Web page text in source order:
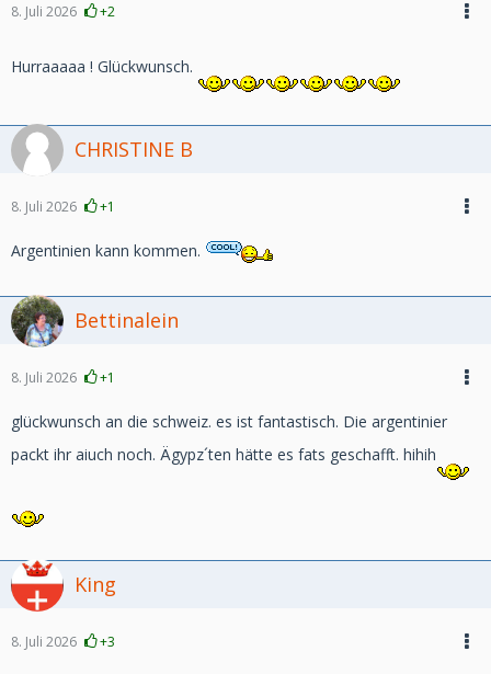
8. Juli 2026 +2
Hurraaaaa ! Glückwunsch.
CHRISTINE B
8. Juli 2026 +1
Argentinien kann kommen.
Bettinalein
8. Juli 2026 +1
glückwunsch an die schweiz. es ist fantastisch. Die argentinier
packt ihr aiuch noch. Ägypz´ten hätte es fats geschafft. hihih
King
8. Juli 2026 +3